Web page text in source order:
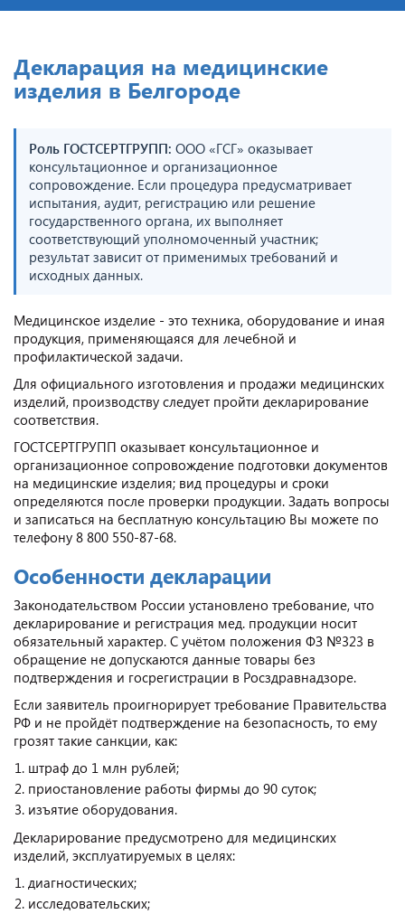
Декларация на медицинские
изделия в Белгороде
Роль ГОСТСЕРТГРУПП: ООО «ГСГ» оказывает
консультационное и организационное
сопровождение. Если процедура предусматривает
испытания, аудит, регистрацию или решение
государственного органа, их выполняет
соответствующий уполномоченный участник;
результат зависит от применимых требований и
исходных данных.
Медицинское изделие - это техника, оборудование и иная
продукция, применяющаяся для лечебной и
профилактической задачи.
Для официального изготовления и продажи медицинских
изделий, производству следует пройти декларирование
соответствия.
ГОСТСЕРТГРУПП оказывает консультационное и
организационное сопровождение подготовки документов
на медицинские изделия; вид процедуры и сроки
определяются после проверки продукции. Задать вопросы
и записаться на бесплатную консультацию Вы можете по
телефону 8 800 550-87-68.
Особенности декларации
Законодательством России установлено требование, что
декларирование и регистрация мед. продукции носит
обязательный характер. С учётом положения ФЗ №323 в
обращение не допускаются данные товары без
подтверждения и госрегистрации в Росздравнадзоре.
Если заявитель проигнорирует требование Правительства
РФ и не пройдёт подтверждение на безопасность, то ему
грозят такие санкции, как:
штраф до 1 млн рублей;
приостановление работы фирмы до 90 суток;
изъятие оборудования.
Декларирование предусмотрено для медицинских
изделий, эксплуатируемых в целях:
диагностических;
исследовательских;